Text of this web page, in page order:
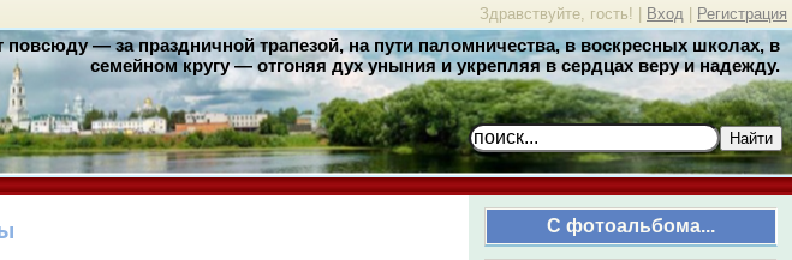
Здравствуйте, гость! | Вход Регистрация
повсюду — за праздничной трапезой, на пути паломничества, в воскресных школах, в
семейном кругу — отгоняя дух уныния и укрепляя в сердцах веру и надежду.
Найти
C фотоальбома...